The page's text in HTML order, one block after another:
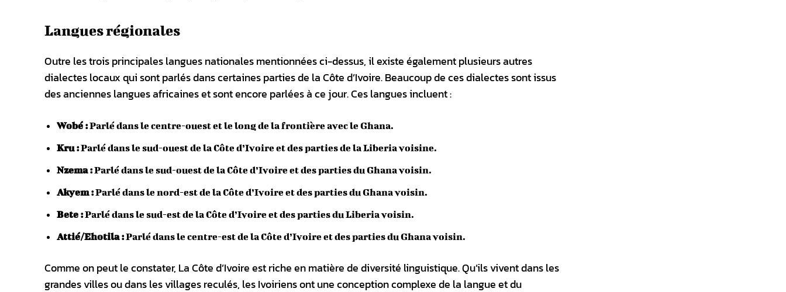
Langues régionales
Outre les trois principales langues nationales mentionnées ci-dessus, il existe également plusieurs autres
dialectes locaux qui sont parlés dans certaines parties de la Côte d’Ivoire. Beaucoup de ces dialectes sont issus
des anciennes langues africaines et sont encore parlées à ce jour. Ces langues incluent :
Wobé :Parlé dans le centre-ouest et le long de la frontière avec le Ghana.
Kru :Parlé dans le sud-ouest de la Côte d’Ivoire et des parties de la Liberia voisine.
Nzema :Parlé dans le sud-ouest de la Côte d’Ivoire et des parties du Ghana voisin.
Akyem :Parlé dans le nord-est de la Côte d’Ivoire et des parties du Ghana voisin.
Bete :Parlé dans le sud-est de la Côte d’Ivoire et des parties du Liberia voisin.
Attié/Ehotila :Parlé dans le centre-est de la Côte d’Ivoire et des parties du Ghana voisin.
Comme on peut le constater, La Côte d’Ivoire est riche en matière de diversité linguistique. Qu’ils vivent dans les
grandes villes ou dans les villages reculés, les Ivoiriens ont une conception complexe de la langue et du